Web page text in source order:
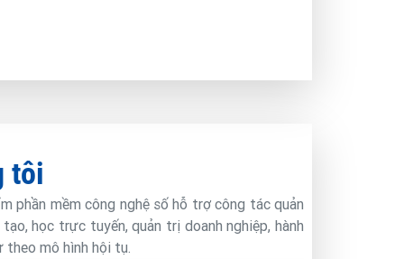
tôi
phần mềm công nghệ số hỗ trợ công tác quản
học trực tuyến, quản trị doanh nghiệp, hành
theo mô hình hội tụ.